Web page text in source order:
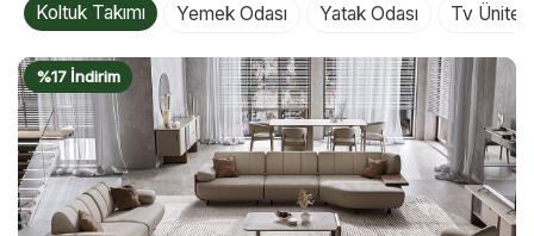
Koltuk Takımı Yemek Odası Yatak Odası Tv Ünitesi
%19 İndirim